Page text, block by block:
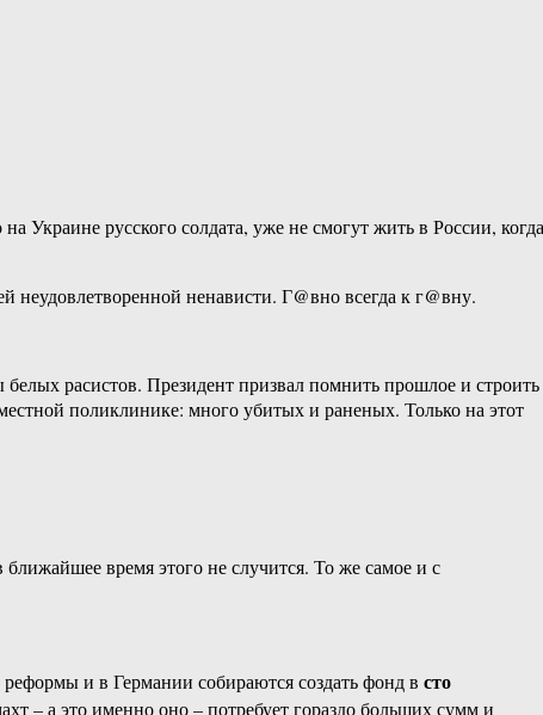
Украине русского солдата, уже не смогут жить в России, когда
ненависти. Г@вно всегда к г@вну.
расистов. Президент призвал помнить прошлое и строить
поликлинике: много убитых и раненых. Только на этот
время этого не случится. То же самое и с
и в Германии собираются создать фонд в сто
– а это именно оно – потребует гораздо больших сумм и